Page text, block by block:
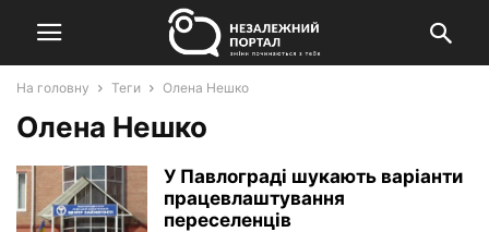
На головну Теги Олена Нешко
Олена Нешко
У Павлограді шукають варіанти
працевлаштування
переселенців